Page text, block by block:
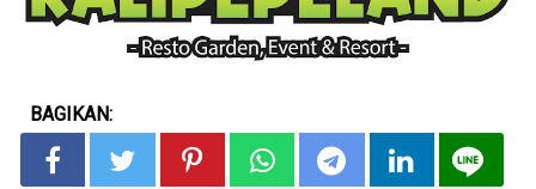
BAGIKAN: